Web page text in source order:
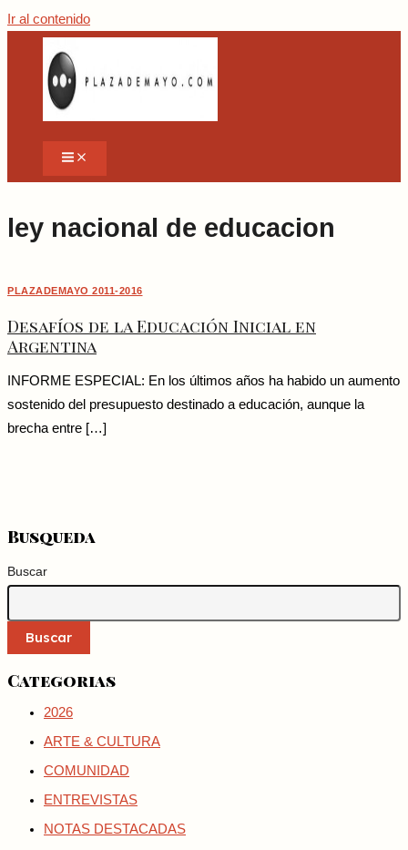
Ir al contenido
ley nacional de educacion
PLAZADEMAYO 2011-2016
Desafíos de la Educación Inicial en
Argentina
INFORME ESPECIAL: En los últimos años ha habido un aumento
sostenido del presupuesto destinado a educación, aunque la
brecha entre […]
Busqueda
Buscar
Buscar
Categorias
2026
ARTE & CULTURA
COMUNIDAD
ENTREVISTAS
NOTAS DESTACADAS